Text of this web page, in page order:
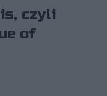
czyli
of